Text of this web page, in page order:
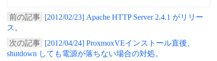
前の記事
[2012/02/23] Apache HTTP Server 2.4.1 がリリー
ス。
次の記事
[2012/04/24] ProxmoxVEインストール直後、
shutdown しても電源が落ちない場合の対処。